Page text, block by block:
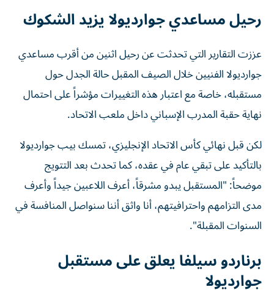
رحيل مساعدي جوارديولا يزيد الشكوك
عززت التقارير التي تحدثت عن رحيل اثنين من أقرب مساعدي
جوارديولا الفنيين خلال الصيف المقبل حالة الجدل حول
مستقبله، خاصة مع اعتبار هذه التغييرات مؤشراً على احتمال
نهاية حقبة المدرب الإسباني داخل ملعب الاتحاد.
لكن قبل نهائي كأس الاتحاد الإنجليزي، تمسك بيب جوارديولا
بالتأكيد على تبقي عام في عقده، كما تحدث بعد التتويج
موضحاً: "المستقبل يبدو مشرقاً، أعرف اللاعبين جيداً وأعرف
مدى التزامهم واحترافيتهم، أنا واثق أننا سنواصل المنافسة في
السنوات المقبلة".
برناردو سيلفا يعلق على مستقبل
جوارديولا